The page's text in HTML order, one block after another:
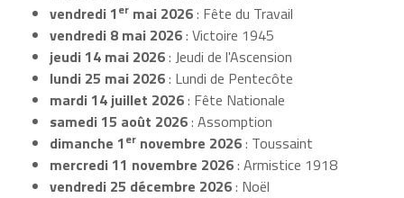
vendredi 1er mai 2026: Fête du Travail
vendredi 8 mai 2026: Victoire 1945
jeudi 14 mai 2026: Jeudi de l'Ascension
lundi 25 mai 2026: Lundi de Pentecôte
mardi 14 juillet 2026: Fête Nationale
samedi 15 août 2026: Assomption
dimanche 1er novembre 2026: Toussaint
mercredi 11 novembre 2026: Armistice 1918
vendredi 25 décembre 2026: Noël